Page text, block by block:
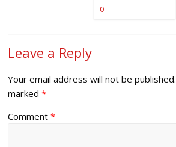
0
Leave a Reply
Your email address will not be published.
marked*
Comment*